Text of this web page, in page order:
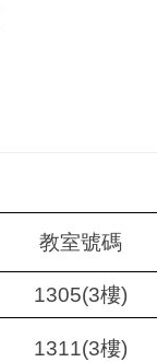
教室號碼
1305(3樓)
1311(3樓)